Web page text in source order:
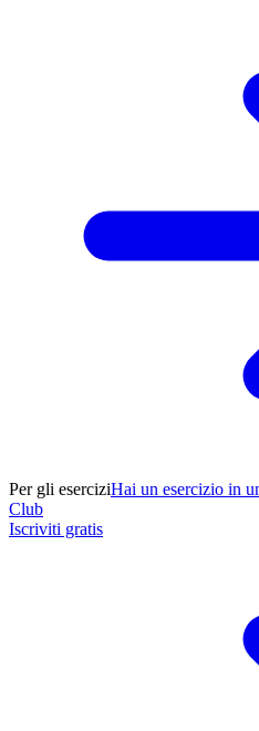
Per gli eserciziHai un esercizio in
Club
Iscriviti gratis